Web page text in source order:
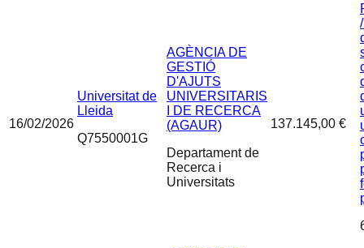
16/02/2026
Universitat de
Lleida
Q7550001G
AGÈNCIA DE
GESTIÓ
D'AJUTS
UNIVERSITARIS
I DE RECERCA
(AGAUR)
Departament de
Recerca i
Universitats
137.145,00 €